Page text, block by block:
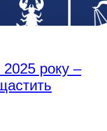
року –